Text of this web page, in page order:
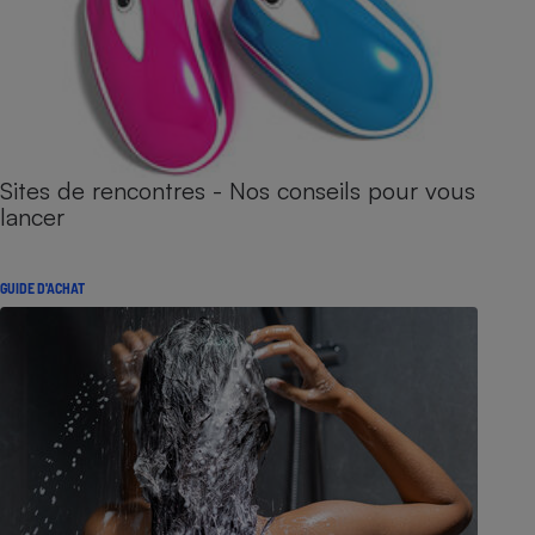
Sites de rencontres - Nos conseils pour vous
lancer
GUIDE D'ACHAT